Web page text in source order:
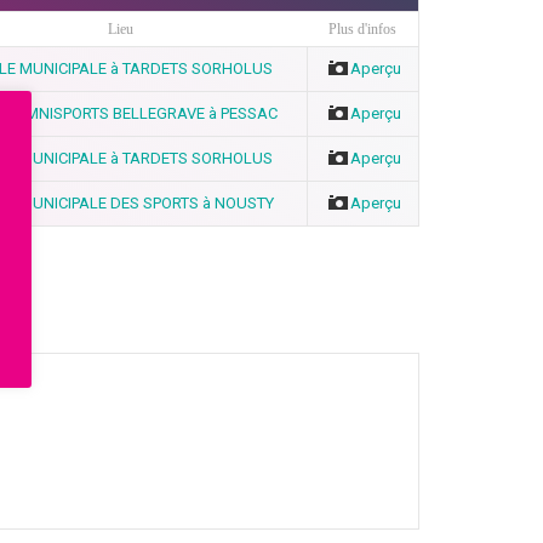
Lieu Plus d'infos
MUNICIPALE à TARDETS SORHOLUS Aperçu
OMNISPORTS BELLEGRAVE à PESSAC Aperçu
MUNICIPALE à TARDETS SORHOLUS Aperçu
MUNICIPALE DES SPORTS à NOUSTY Aperçu